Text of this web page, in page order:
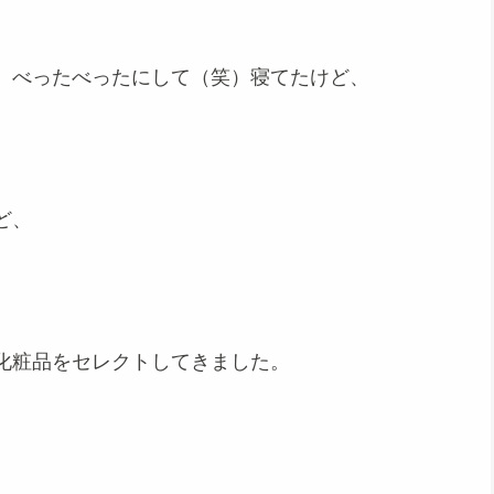
ったべったにして（笑）寝てたけど、
品をセレクトしてきました。